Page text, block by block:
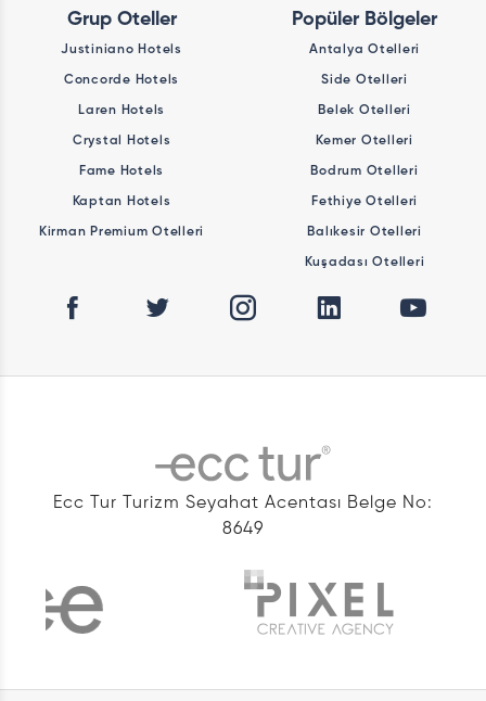
Grup Oteller
Justiniano Hotels
Concorde Hotels
Laren Hotels
Crystal Hotels
Fame Hotels
Kaptan Hotels
Kirman Premium Otelleri
Popüler Bölgeler
Antalya Otelleri
Side Otelleri
Belek Otelleri
Kemer Otelleri
Bodrum Otelleri
Fethiye Otelleri
Balıkesir Otelleri
Kuşadası Otelleri
Ecc Tur Turizm Seyahat Acentası Belge No:
8649